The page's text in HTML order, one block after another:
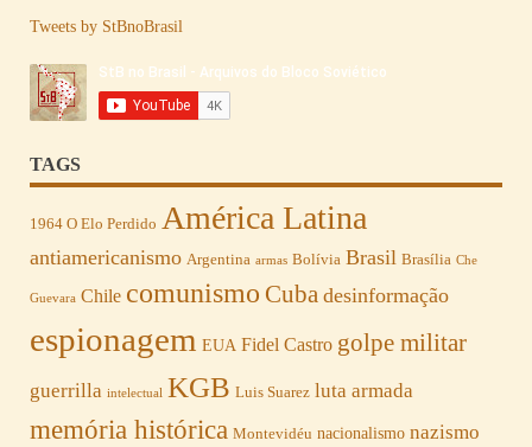
Tweets by StBnoBrasil
TAGS
1964 O Elo Perdido América Latina
antiamericanismo Argentina armas Bolívia Brasil Brasília Che
Guevara Chile comunismo Cuba desinformação
espionagem EUA Fidel Castro golpe militar
guerrilla intelectual KGB Luis Suarez luta armada
memória histórica Montevidéu nacionalismo nazismo